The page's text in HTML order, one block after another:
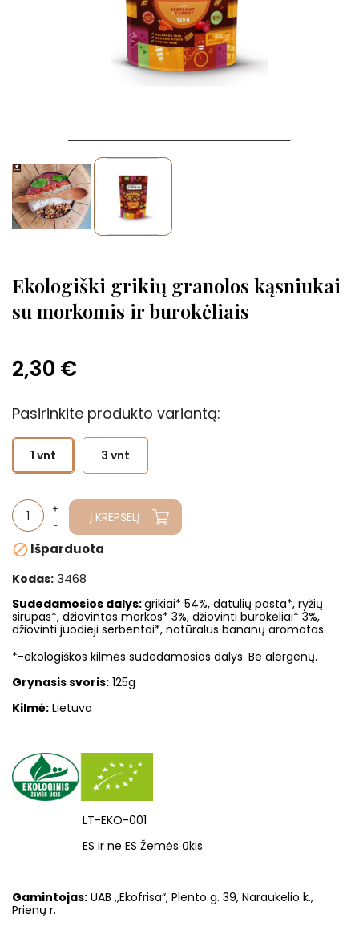
Ekologiški grikių granolos kąsniukai
su morkomis ir burokėliais
2,30 €
Pasirinkite produkto variantą:
1 vnt 3 vnt
Į KREPŠELĮ
Išparduota
Kodas: 3468
Sudedamosios dalys:grikiai* 54%, datulių pasta*, ryžių
sirupas*, džiovintos morkos* 3%, džiovinti burokėliai* 3%,
džiovinti juodieji serbentai*, natūralus bananų aromatas.
*-ekologiškos kilmės sudedamosios dalys. Be alergenų.
Grynasis svoris: 125g
Kilmė: Lietuva
LT-EKO-001
ES ir ne ES Žemės ūkis
Gamintojas: UAB ,,Ekofrisa“, Plento g. 39, Naraukelio k.,
Prienų r.